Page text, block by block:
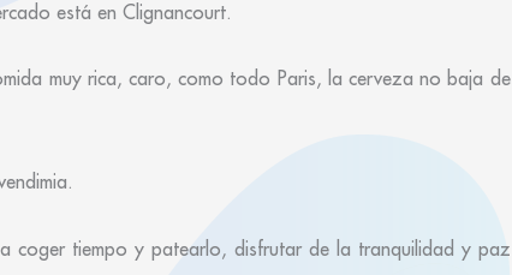
está en Clignancourt.
muy rica, caro, como todo Paris, la cerveza no baja de
coger tiempo y patearlo, disfrutar de la tranquilidad y paz